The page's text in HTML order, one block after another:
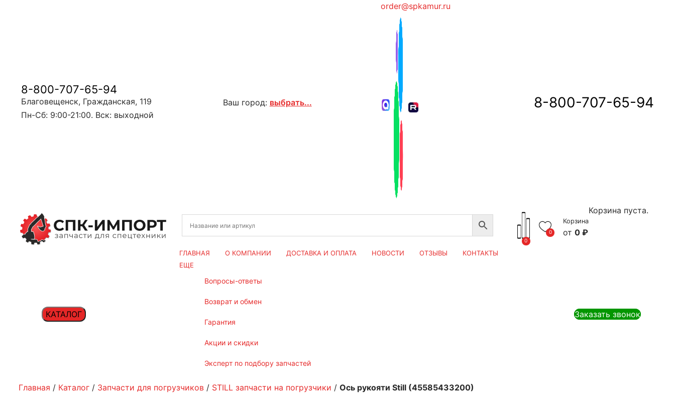
8-800-707-65-94
Благовещенск, Гражданская, 119
Пн-Сб: 9:00-21:00. Вск: выходной
Ваш город: выбрать...
order@spkamur.ru
8-800-707-65-94
0
0
Корзина
0 ₽
Корзина пуста.
КАТАЛОГ
ГЛАВНАЯ О КОМПАНИИ ДОСТАВКА И ОПЛАТА НОВОСТИ ОТЗЫВЫ
КОНТАКТЫ
ЕЩЕ
вопросы-ответы
возврат и обмен
гарантия
акции и скидки
эксперт по подбору запчастей
Заказать звонок
Главная / Каталог / Запчасти для погрузчиков / STILL запчасти на погрузчики / Ось рукояти Still (45585433200)